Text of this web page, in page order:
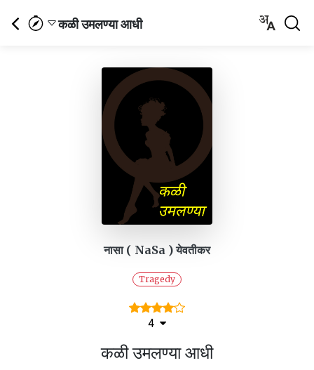
कळी उमलण्या आधी
नासा ( NaSa ) येवतीकर
Tragedy
4
कळी उमलण्या आधी